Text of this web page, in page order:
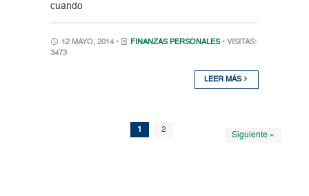
cuando
12 MAYO, 2014 • FINANZAS PERSONALES • VISITAS:
3473
LEER MÁS
1 2
Siguiente »